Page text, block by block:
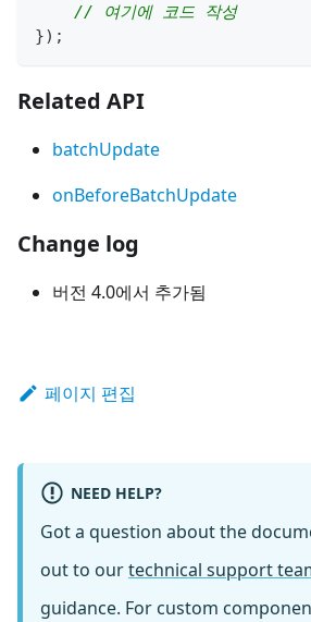
// 여기에 코드 작성
}) ;
Related API
batchUpdate
onBeforeBatchUpdate
Change log
버전 4.0에서 추가됨
페이지 편집
NEED HELP?
Got a question about the
out to ourtechnical support
guidance. For custom